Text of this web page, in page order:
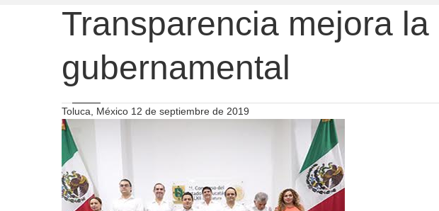
Transparencia mejora
gubernamental
Toluca, México 12 de septiembre de 2019